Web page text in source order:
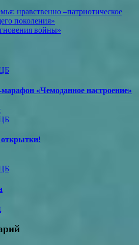
нравственно –патриотическое
поколения»
войны»
«Чемоданное настроение»
открытки!